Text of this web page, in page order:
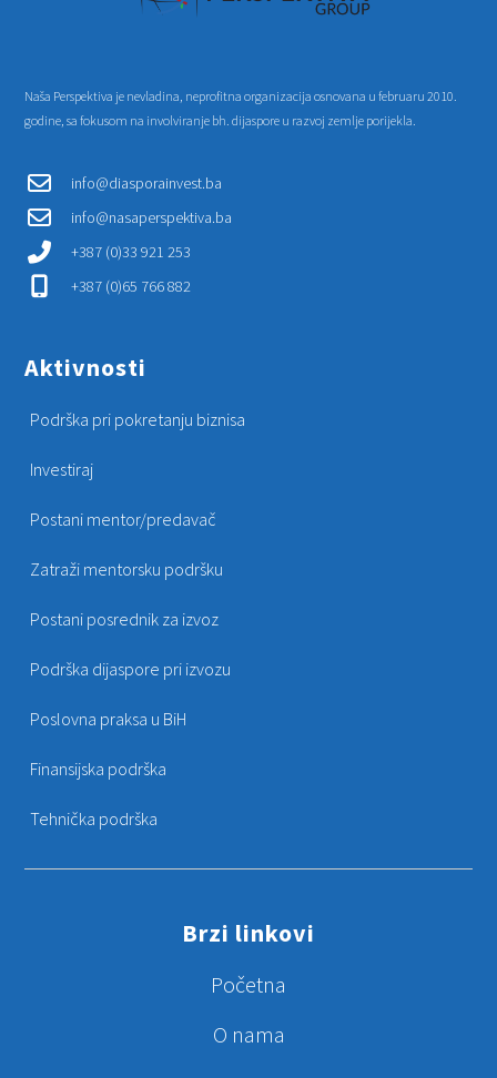
Naša Perspektiva je nevladina, neprofitna organizacija osnovana u februaru 2010.
godine, sa fokusom na involviranje bh. dijaspore u razvoj zemlje porijekla.
info@diasporainvest.ba
info@nasaperspektiva.ba
+387 (0)33 921 253
+387 (0)65 766 882
Aktivnosti
Podrška pri pokretanju biznisa
Investiraj
Postani mentor/predavač
Zatraži mentorsku podršku
Postani posrednik za izvoz
Podrška dijaspore pri izvozu
Poslovna praksa u BiH
Finansijska podrška
Tehnička podrška
Brzi linkovi
Početna
O nama